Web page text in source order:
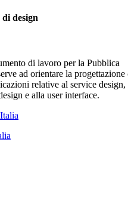
design
di lavoro per la Pubblica
ad orientare la
relative al service design,
e alla user interface.